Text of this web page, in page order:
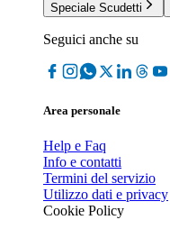
Speciale Scudetti
Seguici anche su
Area personale
Help e Faq
Info e contatti
Termini del servizio
Utilizzo dati e privacy
Cookie Policy